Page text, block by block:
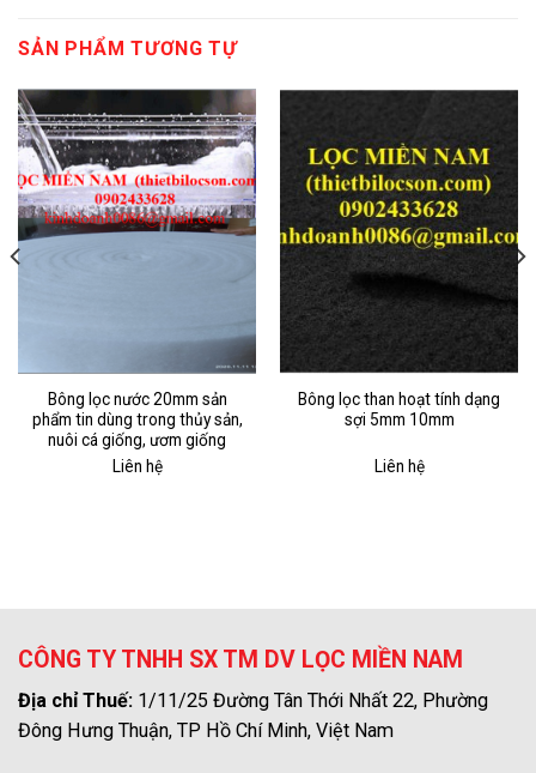
SẢN PHẨM TƯƠNG TỰ
Bông lọc nước 20mm sản
phẩm tin dùng trong thủy sản,
nuôi cá giống, ươm giống
Liên hệ
Bông lọc than hoạt tính dạng
sợi 5mm 10mm
Liên hệ
CÔNG TY TNHH SX TM DV LỌC MIỀN NAM
Địa chỉ Thuế: 1/11/25 Đường Tân Thới Nhất 22, Phường
Đông Hưng Thuận, TP Hồ Chí Minh, Việt Nam